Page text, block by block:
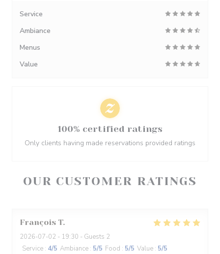
OUR CUSTOMER RATINGS
François T
2026-07-02 - 19:30 - Guests 2
Service : 4/5 Ambiance : 5/5 Food : 5/5 Value : 5/5
Service
Ambiance
Menus
Value
100% certified ratings
Only clients having made reservations provided ratings